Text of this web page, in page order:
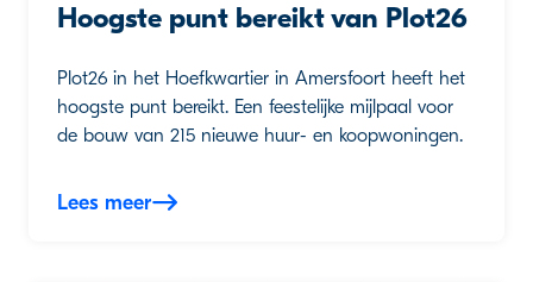
Hoogste punt bereikt van Plot26
Plot26 in het Hoefkwartier in Amersfoort heeft het
hoogste punt bereikt. Een feestelijke mijlpaal voor
de bouw van 215 nieuwe huur- en koopwoningen.
Lees meer